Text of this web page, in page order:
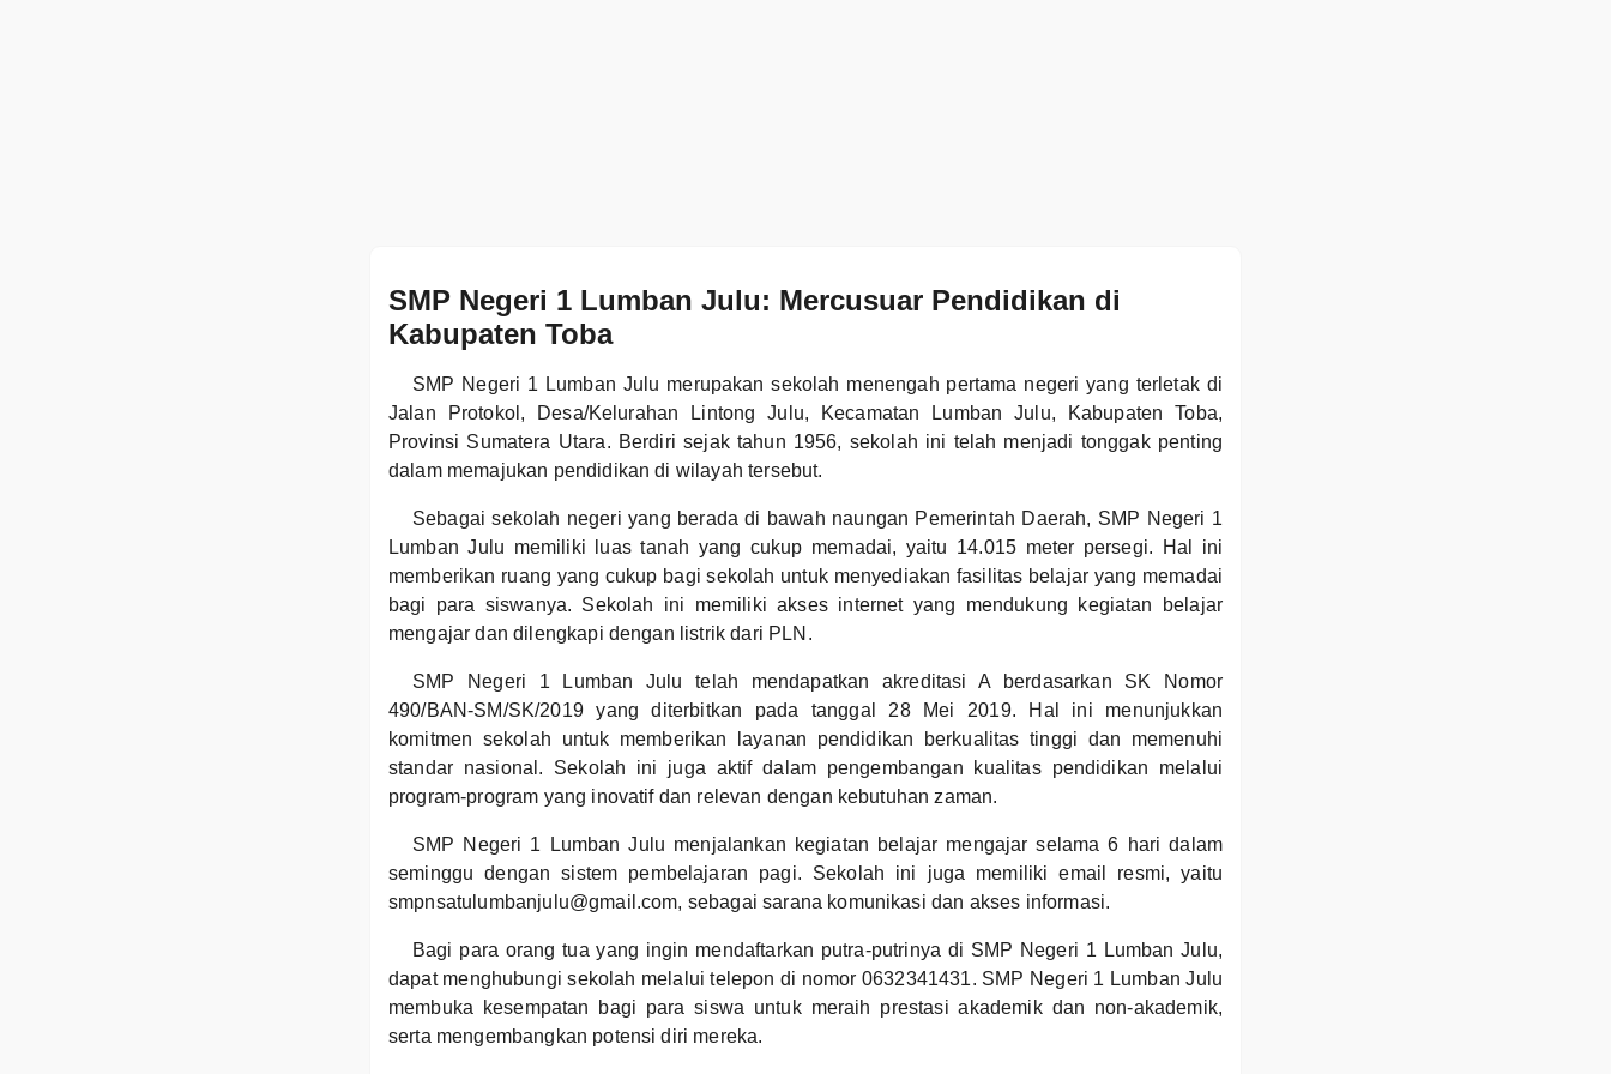
SMP Negeri 1 Lumban Julu: Mercusuar Pendidikan di
Kabupaten Toba
SMP Negeri 1 Lumban Julu merupakan sekolah menengah pertama negeri yang terletak di
Jalan Protokol, Desa/Kelurahan Lintong Julu, Kecamatan Lumban Julu, Kabupaten Toba,
Provinsi Sumatera Utara. Berdiri sejak tahun 1956, sekolah ini telah menjadi tonggak penting
dalam memajukan pendidikan di wilayah tersebut.
Sebagai sekolah negeri yang berada di bawah naungan Pemerintah Daerah, SMP Negeri 1
Lumban Julu memiliki luas tanah yang cukup memadai, yaitu 14.015 meter persegi. Hal ini
memberikan ruang yang cukup bagi sekolah untuk menyediakan fasilitas belajar yang memadai
bagi para siswanya. Sekolah ini memiliki akses internet yang mendukung kegiatan belajar
mengajar dan dilengkapi dengan listrik dari PLN.
SMP Negeri 1 Lumban Julu telah mendapatkan akreditasi A berdasarkan SK Nomor
490/BAN-SM/SK/2019 yang diterbitkan pada tanggal 28 Mei 2019. Hal ini menunjukkan
komitmen sekolah untuk memberikan layanan pendidikan berkualitas tinggi dan memenuhi
standar nasional. Sekolah ini juga aktif dalam pengembangan kualitas pendidikan melalui
program-program yang inovatif dan relevan dengan kebutuhan zaman.
SMP Negeri 1 Lumban Julu menjalankan kegiatan belajar mengajar selama 6 hari dalam
seminggu dengan sistem pembelajaran pagi. Sekolah ini juga memiliki email resmi, yaitu
smpnsatulumbanjulu@gmail.com, sebagai sarana komunikasi dan akses informasi.
Bagi para orang tua yang ingin mendaftarkan putra-putrinya di SMP Negeri 1 Lumban Julu,
dapat menghubungi sekolah melalui telepon di nomor 0632341431. SMP Negeri 1 Lumban Julu
membuka kesempatan bagi para siswa untuk meraih prestasi akademik dan non-akademik,
serta mengembangkan potensi diri mereka.